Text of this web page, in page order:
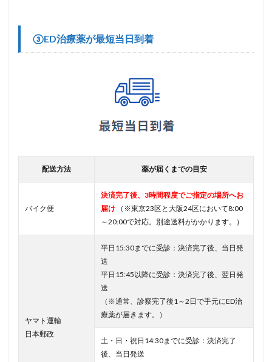
③ED治療薬が最短当日到着
配送方法 薬が届くまでの目安
バイク便
決済完了後、3時間程度でご指定の場所へお
届け （※東京23区と大阪24区において8:00
～20:00で対応。別途送料がかかります。）
ヤマト運輸
日本郵政
平日15:30までに受診：決済完了後、当日発
送
平日15:45以降に受診：決済完了後、翌日発
送
（※通常、診察完了後1～2日で手元にED治
療薬が届きます。）
土・日・祝日14:30までに受診：決済完了
後、当日発送